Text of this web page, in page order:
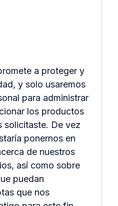
a proteger y
y solo usaremos
para administrar
los productos
solicitaste. De vez
ponernos en
de nuestros
así como sobre
puedan
que nos